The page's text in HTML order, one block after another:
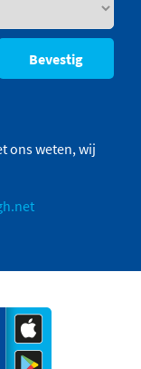
Bevestig
ons weten, wij